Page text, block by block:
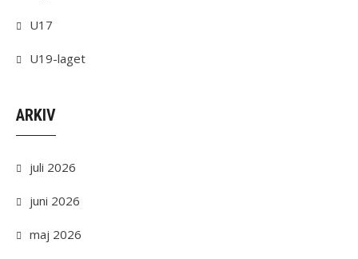
U17
U19-laget
ARKIV
juli 2026
juni 2026
maj 2026